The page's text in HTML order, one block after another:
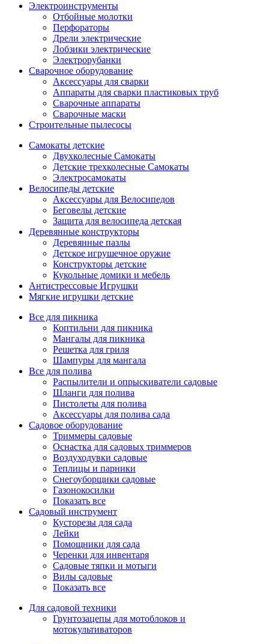
Электроинструменты
Отбойные молотки
Перфораторы
Дрели электрические
Лобзики электрические
Электрорубанки
Сварочное оборудование
Аксессуары для сварки
Аппараты для сварки пластиковых труб
Сварочные аппараты
Сварочные маски
Строительные пылесосы
Самокаты детские
Двухколесные Cамокаты
Детские трехколесные Самокаты
Электросамокаты
Велосипеды детские
Аксессуары для Велосипедов
Беговелы детские
Защита для велосипеда детская
Деревянные конструкторы
Деревянные пазлы
Детское игрушечное оружие
Конструкторы детские
Кукольные домики и мебель
Антистрессовые Игрушки
Мягкие игрушки детские
Все для пикника
Коптильни для пикника
Мангалы для пикника
Решетка для гриля
Шампуры для мангала
Все для полива
Распылители и опрыскиватели садовые
Шланги для полива
Пистолеты для полива
Аксессуары для полива сада
Садовое оборудование
Триммеры садовые
Оснастка для садовых триммеров
Воздуходувки садовые
Теплицы и парники
Снегоуборщики садовые
Газонокосилки
Показать все
Садовый инструмент
Кусторезы для сада
Лейки
Помощники для сада
Черенки для инвентаря
Садовые тяпки и мотыги
Вилы садовые
Показать все
Для садовой техники
Грунтозацепы для мотоблоков и
мотокультиваторов